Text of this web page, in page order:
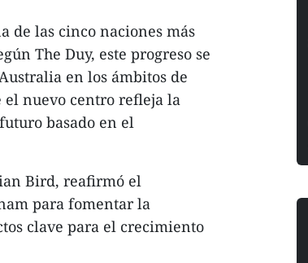
de las cinco naciones más
The Duy, este progreso se
en los ámbitos de
nuevo centro refleja la
basado en el
Bird, reafirmó el
para fomentar la
clave para el crecimiento